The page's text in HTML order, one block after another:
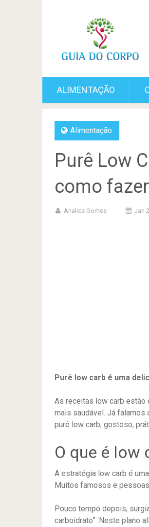
ALIMENTAÇÃO
Alimentação
Purê Low
como
Analice Gomes Jan
Purê low carb é uma
As receitas low carb estão
mais saudável. Já falamos
purê low carb, gostoso,
O que é low
A estratégia low carb é
Muitos famosos e
Pouco tempo depois,
carboidrato”. Neste plano